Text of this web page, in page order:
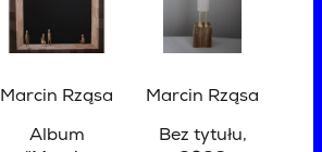
Marcin Rząsa
Album
Marcin Rząsa
Bez tytułu,